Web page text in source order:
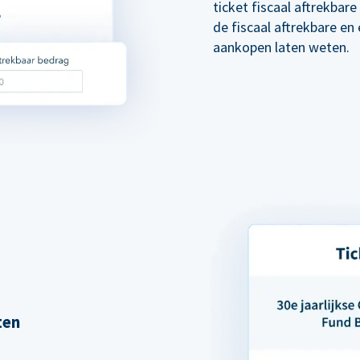
ticket fiscaal aftrekbare
de fiscaal aftrekbare
aankopen laten weten.